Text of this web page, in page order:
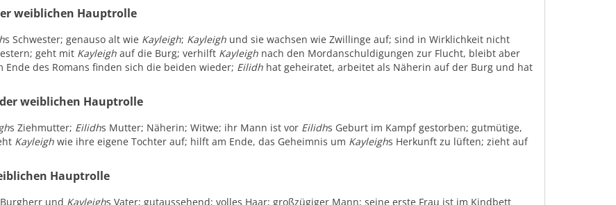
weiblichen Hauptrolle
s Schwester; genauso alt wie Kayleigh; Kayleighund sie wachsen wie Zwillinge auf; sind in Wirklichkeit nicht
geht mit Kayleighauf die Burg; verhilft Kayleighnach den Mordanschuldigungen zur Flucht, bleibt aber
Ende des Romans finden sich die beiden wieder; Eilidhhat geheiratet, arbeitet als Näherin auf der Burg und hat
weiblichen Hauptrolle
s Ziehmutter; Eilidhs Mutter; Näherin; Witwe; ihr Mann ist vor Eilidhs Geburt im Kampf gestorben; gutmütige,
Kayleighwie ihre eigene Tochter auf; hilft am Ende, das Geheimnis um Kayleighs Herkunft zu lüften; zieht auf
Hauptrolle
und Kayleighs Vater; gutaussehend; volles Haar; großzügiger Mann; seine erste Frau ist im Kindbett